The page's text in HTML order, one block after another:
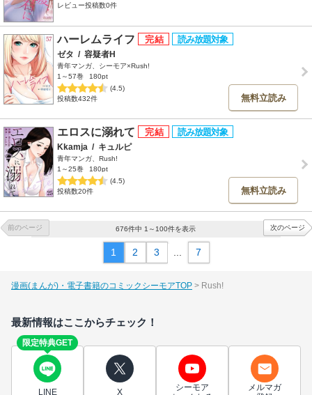
レビュー投稿数0件
ハーレムライフ
ゼタ / 容疑者H
青年マンガ、シーモア×Rush!
1～57巻
180pt
(4.5)
投稿数432件
無料立読み
エロスに溺れて
Kkamja / キュルピ
青年マンガ、Rush!
1～25巻
180pt
(4.5)
投稿数20件
無料立読み
前のページ 676件中 1～100件を表示 次のページ
1 2 3 7
漫画(まんが)・電子書籍のコミックシーモアTOP Rush!
最新情報はここからチェック！
限定特典GET
LINE X
シーモア
メルマガ